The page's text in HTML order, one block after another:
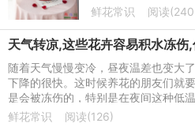
齐，用水把根部清洗
鲜花常识 阅读
天气转凉,这些花卉容易积水冻伤
随着天气慢慢变冷，昼夜温差也变大
下降的很快。这时候养花的朋友们就
是会被冻伤的，特别是在夜间这种低
护花卉如果是积水过多
鲜花常识 阅读(126)